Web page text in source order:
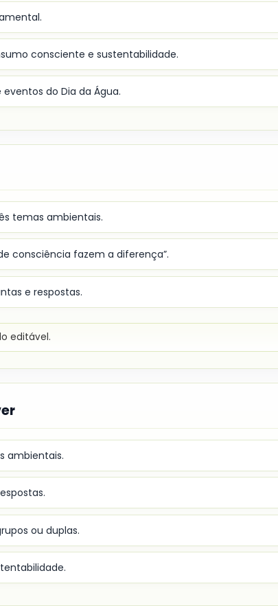
consciente e sustentabilidade.
do Dia da Água.
temas ambientais.
consciência fazem a diferença”.
e respostas.
editável.
ambientais.
ou duplas.